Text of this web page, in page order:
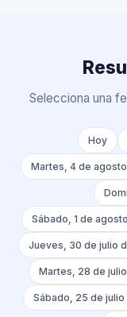
Selecciona una
Hoy
Martes, 4 de
Sábado, 1 de
Jueves, 30 de julio
Martes, 28 de
Sábado, 25 de